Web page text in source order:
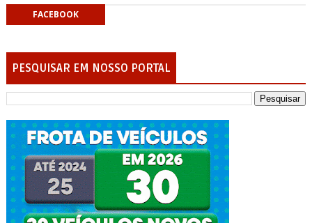
FACEBOOK
PESQUISAR EM NOSSO PORTAL